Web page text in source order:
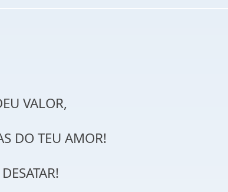
VALOR,
DO TEU AMOR!